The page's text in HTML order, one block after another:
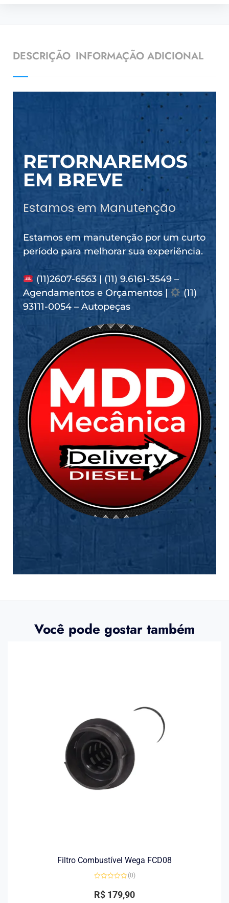
DESCRIÇÃO INFORMAÇÃO ADICIONAL
RETORNAREMOS
EM BREVE
Estamos em Manutenção
Estamos em manutenção por um curto
período para melhorar sua experiência.
(11)2607-6563 | (11) 9.6161-3549 –
Agendamentos e Orçamentos |
(11)
93111-0054 – Autopeças
Você pode gostar também
Filtro Combustível Wega FCD08
0
de
(0)
R$ 179,90